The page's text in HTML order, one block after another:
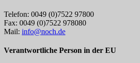
Telefon: 0049 (0)7522 97800
Fax: 0049 (0)7522 978080
Mail: info@noch.de
Verantwortliche Person in der EU